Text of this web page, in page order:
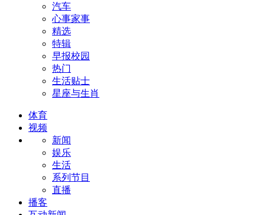
汽车
心事家事
精选
特辑
早报校园
热门
生活贴士
星座与生肖
体育
视频
新闻
娱乐
生活
系列节目
直播
播客